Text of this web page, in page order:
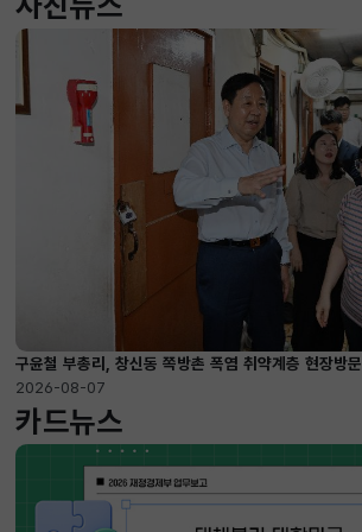
2026-08-07 ~ 2026-09-10
구윤철 부총리, 창신동 쪽방촌 폭염 취약계층 현장방문
2026-08-07
카드뉴스